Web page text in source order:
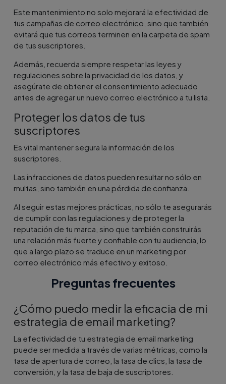
Este mantenimiento no solo mejorará la efectividad de
tus campañas de correo electrónico, sino que también
evitará que tus correos terminen en la carpeta de spam
de tus suscriptores.
Además, recuerda siempre respetar las leyes y
regulaciones sobre la privacidad de los datos, y
asegúrate de obtener el consentimiento adecuado
antes de agregar un nuevo correo electrónico a tu lista.
Proteger los datos de tus
suscriptores
Es vital mantener segura la información de los
suscriptores.
Las infracciones de datos pueden resultar no sólo en
multas, sino también en una pérdida de confianza.
Al seguir estas mejores prácticas, no sólo te asegurarás
de cumplir con las regulaciones y de proteger la
reputación de tu marca, sino que también construirás
una relación más fuerte y confiable con tu audiencia, lo
que a largo plazo se traduce en un marketing por
correo electrónico más efectivo y exitoso.
Preguntas frecuentes
¿Cómo puedo medir la eficacia de mi
estrategia de email marketing?
La efectividad de tu estrategia de email marketing
puede ser medida a través de varias métricas, como la
tasa de apertura de correo, la tasa de clics, la tasa de
conversión, y la tasa de baja de suscriptores.